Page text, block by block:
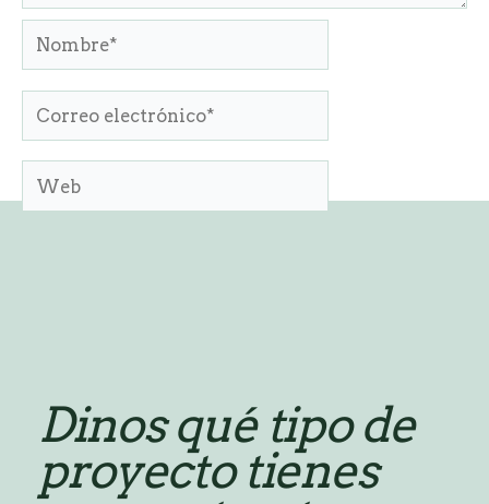
Nombre*
Correo
electrónico*
Web
Dinos qué tipo de
proyecto tienes